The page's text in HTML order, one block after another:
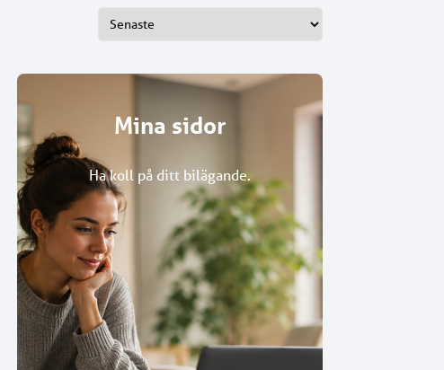
Mina sidor
Ha koll på ditt bilägande.